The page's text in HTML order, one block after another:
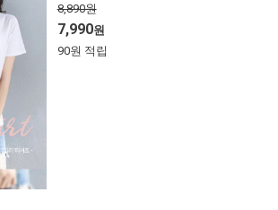
8,890원
7,990원
90원 적립